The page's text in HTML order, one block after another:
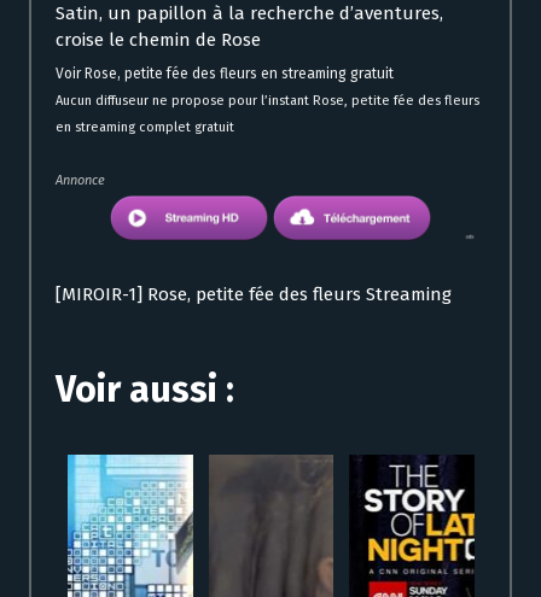
Satin, un papillon à la recherche d’aventures,
croise le chemin de Rose
Voir Rose, petite fée des fleurs en streaming gratuit
Aucun diffuseur ne propose pour l’instant Rose, petite fée des fleurs
en streaming complet gratuit
Annonce
[MIROIR-1] Rose, petite fée des fleurs Streaming
Voir aussi :